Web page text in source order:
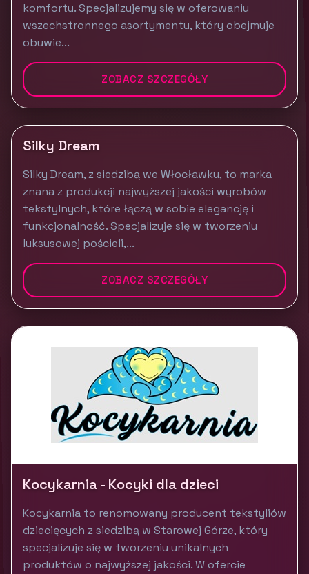
komfortu. Specjalizujemy się w oferowaniu
wszechstronnego asortymentu, który obejmuje
obuwie...
ZOBACZ SZCZEGÓŁY
Silky Dream
Silky Dream, z siedzibą we Włocławku, to marka
znana z produkcji najwyższej jakości wyrobów
tekstylnych, które łączą w sobie elegancję i
funkcjonalność. Specjalizuje się w tworzeniu
luksusowej pościeli,...
ZOBACZ SZCZEGÓŁY
Kocykarnia - Kocyki dla dzieci
Kocykarnia to renomowany producent tekstyliów
dziecięcych z siedzibą w Starowej Górze, który
specjalizuje się w tworzeniu unikalnych
produktów o najwyższej jakości. W ofercie